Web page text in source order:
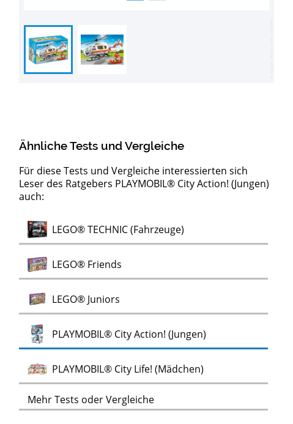
Ähnliche Tests und Vergleiche
Für diese Tests und Vergleiche interessierten sich
Leser des Ratgebers PLAYMOBIL® City Action! (Jungen)
auch:
LEGO® TECHNIC (Fahrzeuge)
LEGO® Friends
LEGO® Juniors
PLAYMOBIL® City Action! (Jungen)
PLAYMOBIL® City Life! (Mädchen)
LEGO® Harry PotterTest
DUPLO® SetsTest
DUPLO®
EisenbahnTest
LEGO® ArchitectureTest
LEGO® Hidden SideTest
LEGO®
EisenbahnenTest
Mehr Tests oder Vergleiche